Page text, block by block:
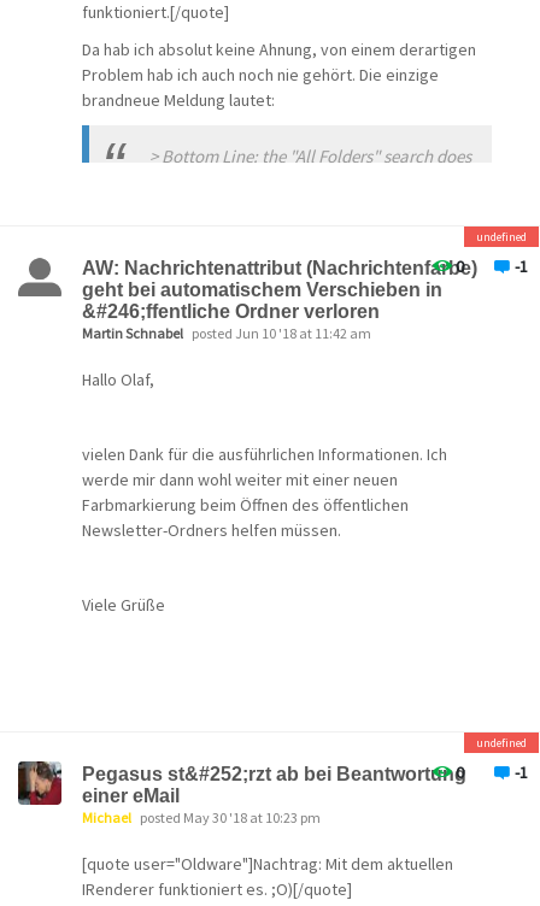
dem in seinen Einstellungen irgendwo auch sagen, wofür
es sich alles registrieren soll (war m.E.n. z.B. bei
Irfanview so). Pegasus selber kennt erst mal z.B.
image/jpeg nicht und fragt dann das Betriebssystem.
Wenn das da in der Registry auch nicht deklariert ist,
geht halt nichts.
funktioniert.[/quote]
Da hab ich absolut keine Ahnung, von einem derartigen
Problem hab ich auch noch nie gehört. Die einzige
brandneue Meldung lautet:
> Bottom Line: the "All Folders" search does
NMF = New Mail Folder. Es gibt also das Problem, daß die
Sucheentwederim NMFoderallen anderen Ordnern
ohne NMF funktioniert, nicht jedoch in allen Ordnern
inklusive NMF.
Thread hier in der Vermutung zu lesen, es könne da noch
ein anderes Problem geben!
0 -1
undefined
AW: Nachrichtenattribut (Nachrichtenfarbe)
geht bei automatischem Verschieben in
&#246;ffentliche Ordner verloren
Martin Schnabel posted Jun 10 '18 at 11:42 am
Hallo Olaf,
vielen Dank für die ausführlichen Informationen. Ich
werde mir dann wohl weiter mit einer neuen
Farbmarkierung beim Öffnen des öffentlichen
Newsletter-Ordners helfen müssen.
Viele Grüße
0 -1
undefined
Pegasus st&#252;rzt ab bei Beantwortung
einer eMail
Michael posted May 30 '18 at 10:23 pm
[quote user="Oldware"]Nachtrag: Mit dem aktuellen
IRenderer funktioniert es. ;O)[/quote]